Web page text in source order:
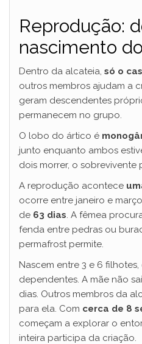
Reprodução:
nascimento
Dentro da alcateia, só o
outros membros ajudam a
geram descendentes
permanecem no grupo.
O lobo do ártico é
junto enquanto ambos
dois morrer, o sobrevivente
A reprodução acontece
ocorre entre janeiro e
de 63 dias. A fêmea
fenda entre pedras ou
permafrost permite.
Nascem entre 3 e 6
dependentes. A mãe não
dias. Outros membros da
para ela. Com cerca de 8
começam a explorar o
inteira participa da criação.